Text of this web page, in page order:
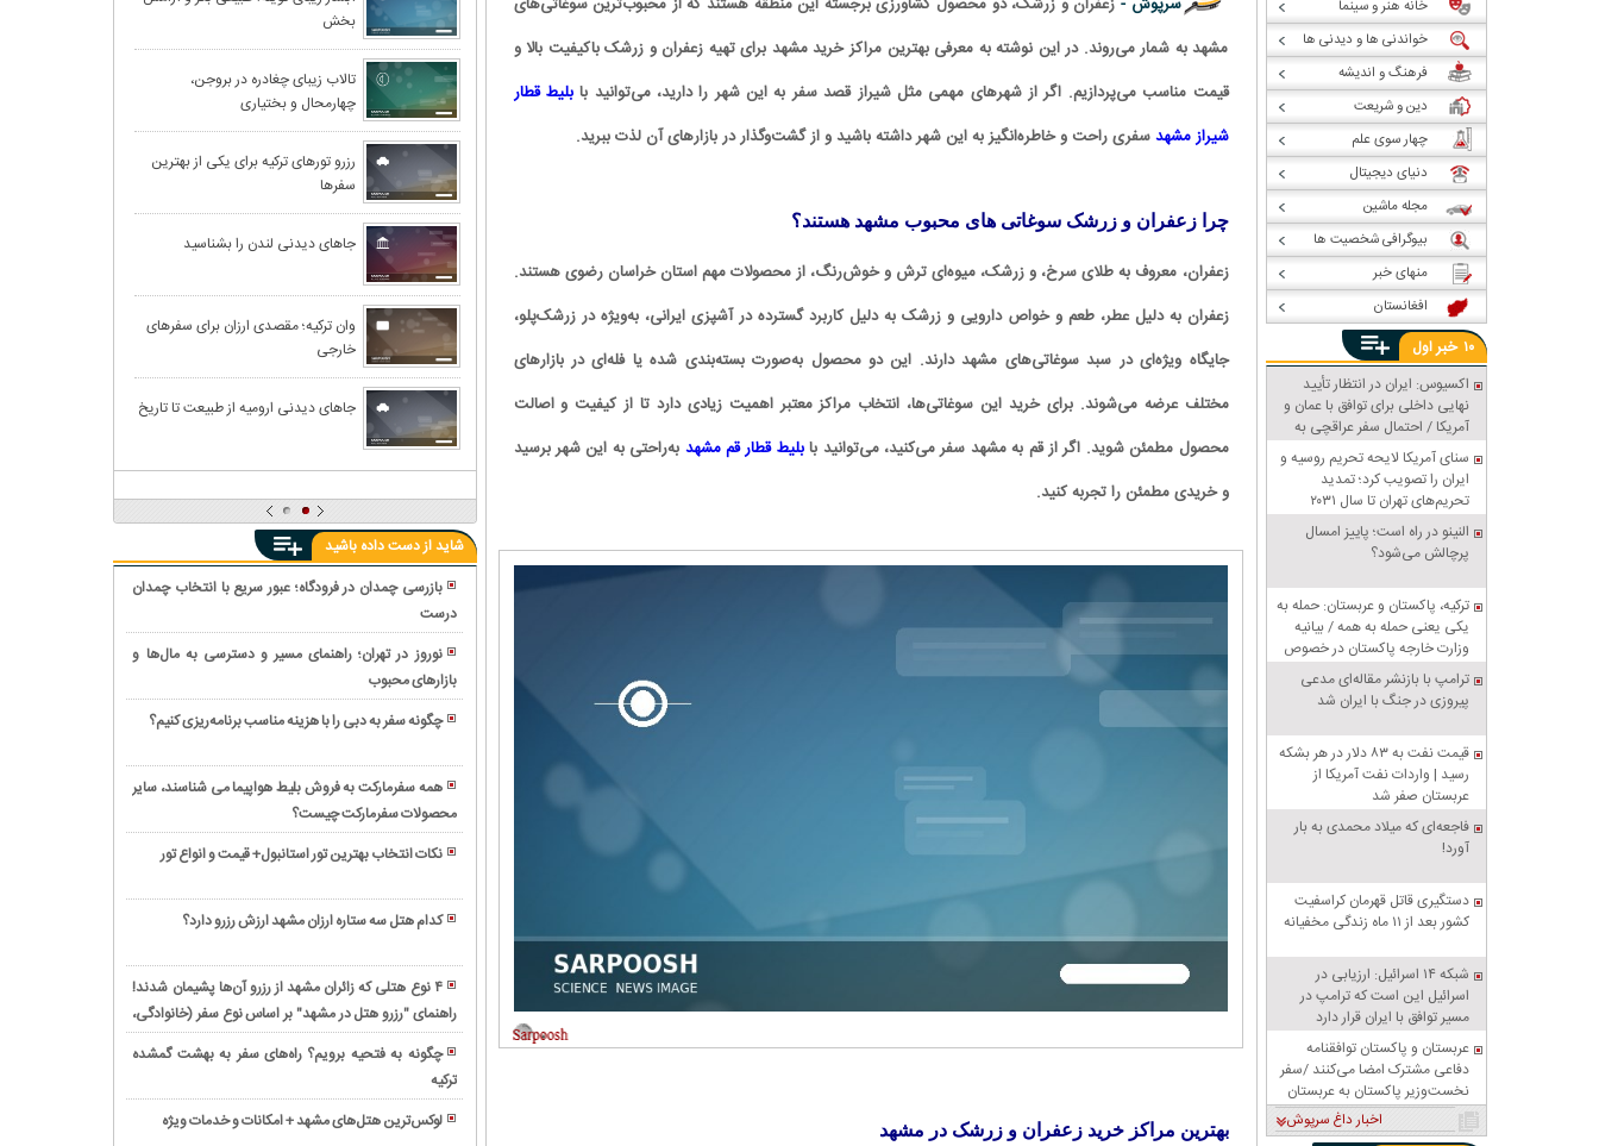
مشهد به شمار می‌روند. در این نوشته به معرفی بهترین مراکز خرید مشهد برای تهیه زعفران و زرشک باکیفیت بالا و
قیمت مناسب می‌پردازیم. اگر از شهرهای مهمی مثل شیراز قصد سفر به این شهر را دارید، می‌توانید بابلیط قطار
شیراز مشهدسفری راحت و خاطره‌انگیز به این شهر داشته باشید و از گشت‌وگذار در بازارهای آن لذت ببرید.
چرا زعفران و زرشک سوغاتی‌ های محبوب مشهد هستند؟
زعفران، معروف به طلای سرخ، و زرشک، میوه‌ای ترش و خوش‌رنگ، از محصولات مهم استان خراسان رضوی هستند.
زعفران به دلیل عطر، طعم و خواص دارویی و زرشک به دلیل کاربرد گسترده در آشپزی ایرانی، به‌ویژه در زرشک‌پلو،
جایگاه ویژه‌ای در سبد سوغاتی‌های مشهد دارند. این دو محصول به‌صورت بسته‌بندی ‌شده یا فله‌ای در بازارهای
مختلف عرضه می‌شوند. برای خرید این سوغاتی‌ها، انتخاب مراکز معتبر اهمیت زیادی دارد تا از کیفیت و اصالت
محصول مطمئن شوید. اگر از قم به مشهد سفر می‌کنید، می‌توانید بابلیط قطار قم مشهد به‌راحتی به این شهر برسید
و خریدی مطمئن را تجربه کنید.
بهترین مراکز خرید زعفران و زرشک در مشهد
بخش
تالاب زیبای چغادره در بروجن،
چهارمحال و بختیاری
رزرو تورهای ترکیه برای یکی از بهترین
سفرها
جاهای دیدنی لندن را بشناسید
وان ترکیه؛ مقصدی ارزان برای سفرهای
خارجی
جاهای دیدنی ارومیه از طبیعت تا تاریخ
شاید از دست داده باشید
بازرسی چمدان در فرودگاه؛ عبور سریع با انتخاب چمدان
درست
نوروز در تهران؛ راهنمای مسیر و دسترسی به مال‌ها و
بازارهای محبوب
چگونه سفر به دبی را با هزینه مناسب برنامه‌ریزی کنیم؟
همه سفرمارکت به فروش بلیط هواپیما می شناسند، سایر
محصولات سفرمارکت چیست؟
نکات انتخاب بهترین تور استانبول+ قیمت و انواع تور
کدام هتل سه ستاره ارزان مشهد ارزش رزرو دارد؟
۴ نوع هتلی که زائران مشهد از رزرو آن‌ها پشیمان شدند!
راهنمای "رزرو هتل در مشهد" بر اساس نوع سفر (خانوادگی،
انفرادی، زیارتی)
چگونه به فتحیه برویم؟ راه‌های سفر به بهشت گمشده
ترکیه
لوکس‌ترین هتل‌های مشهد + امکانات و خدمات ویژه
خانه هنر و سینما
خواندنی ها و دیدنی ها
فرهنگ و اندیشه
دین و شریعت
چهار سوی علم
دنیای دیجیتال
مجله ماشین
بیوگرافی شخصیت ها
منهای خبر
افغانستان
۱۰ خبراول
اکسیوس: ایران در انتظار تأیید
نهایی داخلی برای توافق با عمان و
آمریکا / احتمال سفر عراقچی به
پاکستان
سنای آمریکا لایحه تحریم روسیه و
ایران را تصویب کرد؛ تمدید
تحریم‌های تهران تا سال ۲۰۳۱
النینو در راه است؛ پاییز امسال
پرچالش می‌شود؟
ترکیه، پاکستان و عربستان: حمله به
یکی یعنی حمله به همه / بیانیه
وزارت خارجه پاکستان در خصوص
پیمان دفاعی مشترک مکه
ترامپ با بازنشر مقاله‌ای مدعی
پیروزی در جنگ با ایران شد
قیمت نفت به ۸۳ دلار در هر بشکه
رسید | واردات نفت آمریکا از
عربستان صفر شد
فاجعه‌ای که میلاد محمدی به بار
آورد!
دستگیری قاتل قهرمان کراسفیت
کشور بعد از ۱۱ ماه زندگی مخفیانه
شبکه ۱۴ اسرائیل: ارزیابی در
اسرائیل این است که ترامپ در
مسیر توافق با ایران قرار دارد
عربستان و پاکستان توافقنامه
دفاعی مشترک امضا می‌کنند /سفر
نخست‌وزیر پاکستان به عربستان
اخبار داغ سرپوش